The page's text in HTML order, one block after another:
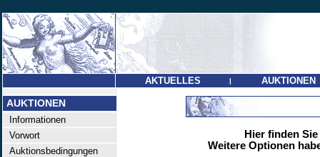
AKTUELLES | AUKTIONEN
AUKTIONEN
Informationen
Vorwort
Auktionsbedingungen
Hier finden
Weitere Optionen